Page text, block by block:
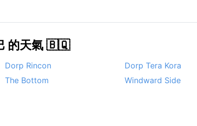
的天氣 🇧🇶
Dorp Rincon
Dorp Tera Kora
The Bottom
Windward Side